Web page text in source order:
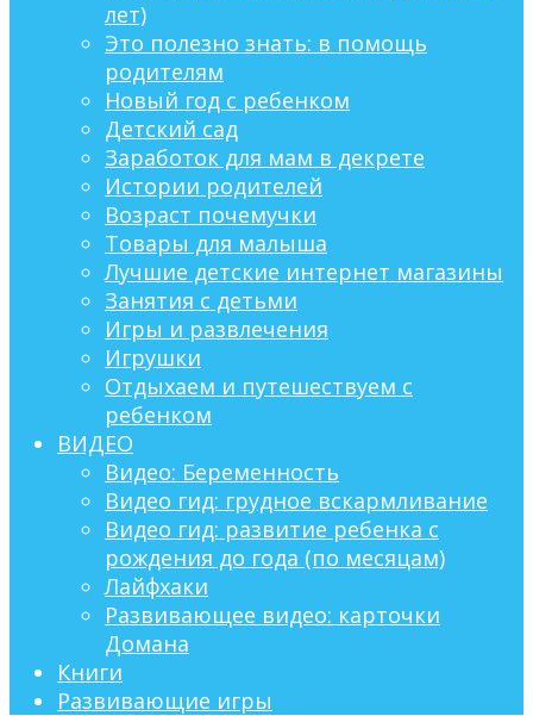
лет)
Это полезно знать: в помощь
родителям
Новый год с ребенком
Детский сад
Заработок для мам в декрете
Истории родителей
Возраст почемучки
Товары для малыша
Лучшие детские интернет магазины
Занятия с детьми
Игры и развлечения
Игрушки
Отдыхаем и путешествуем с
ребенком
ВИДЕО
Видео: Беременность
Видео гид: грудное вскармливание
Видео гид: развитие ребенка с
рождения до года (по месяцам)
Лайфхаки
Развивающее видео: карточки
Домана
Книги
Развивающие игры